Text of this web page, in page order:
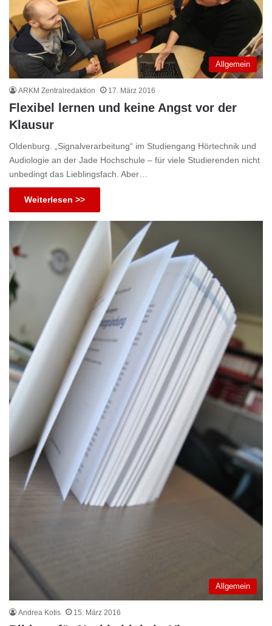
Allgemein
ARKM Zentralredaktion 17. März 2016
Flexibel lernen und keine Angst vor der
Klausur
Oldenburg. „Signalverarbeitung“ im Studiengang Hörtechnik und
Audiologie an der Jade Hochschule – für viele Studierenden nicht
unbedingt das Lieblingsfach. Aber…
Weiterlesen >>
Allgemein
Andrea Kotis 15. März 2016